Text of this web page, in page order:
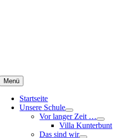
Menü
Startseite
Unsere Schule
Vor langer Zeit …
Villa Kunterbunt
Das sind wir